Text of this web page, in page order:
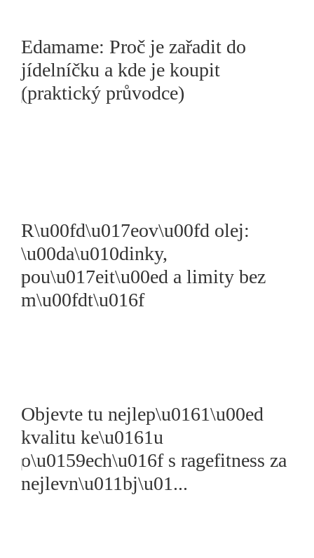
Edamame: Proč je zařadit do
jídelníčku a kde je koupit
(praktický průvodce)
R\u00fd\u017eov\u00fd olej:
\u00da\u010dinky,
pou\u017eit\u00ed a limity bez
m\u00fdt\u016f
Objevte tu nejlep\u0161\u00ed
kvalitu ke\u0161u
o\u0159ech\u016f s ragefitness za
nejlevn\u011bj\u01...